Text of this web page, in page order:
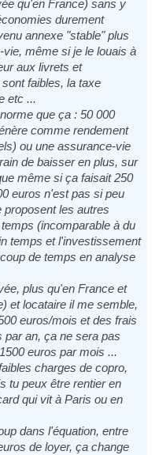
qu'en France) sans y
durement
annexe "stable" plus
même si je le louais à
aux livrets et
faibles, la taxe
etc ...
que ça : 50 000
comme rendement
ou une assurance-vie
de baisser en plus, sur
même si ça faisait 250
euros n'est pas si peu
les autres
(incomparable à du
temps et l'investissement
de temps en analyse
plus qu'en France et
et locataire il me semble,
euros/mois et des frais
par an, ça ne sera pas
euros par mois ...
charges de copro,
tu peux être rentier en
qui vit à Paris ou en
dans l'équation, entre
de loyer, ça change